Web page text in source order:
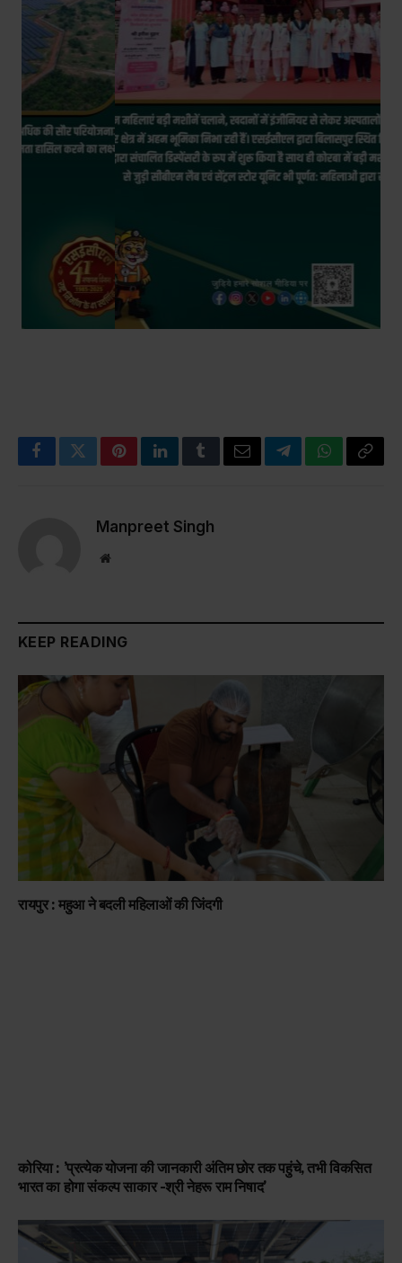
FacebookTwitterPinterestLinkedInTumblrEmailTelegramWhatsApp
Copy
Manpreet Singh
Website
KEEP READING
रायपुर : महुआ ने बदली महिलाओं की जिंदगी
कोरिया : ’प्रत्येक योजना की जानकारी अंतिम छोर तक पहुंचे, तभी विकसित
भारत का होगा संकल्प साकार -श्री नेहरू राम निषाद’